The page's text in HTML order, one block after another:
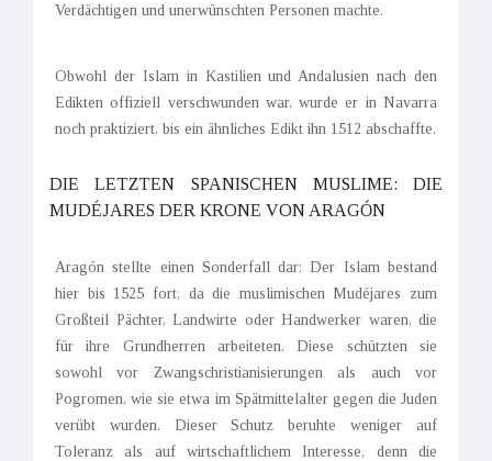
Verdächtigen und unerwünschten Personen machte.
Obwohl der Islam in Kastilien und Andalusien nach den
Edikten offiziell verschwunden war, wurde er in Navarra
noch praktiziert, bis ein ähnliches Edikt ihn 1512 abschaffte.
DIE LETZTEN SPANISCHEN MUSLIME: DIE
MUDÉJARES DER KRONE VON ARAGÓN
Aragón stellte einen Sonderfall dar: Der Islam bestand
hier bis 1525 fort, da die muslimischen Mudéjares zum
Großteil Pächter, Landwirte oder Handwerker waren, die
für ihre Grundherren arbeiteten. Diese schützten sie
sowohl vor Zwangschristianisierungen als auch vor
Pogromen, wie sie etwa im Spätmittelalter gegen die Juden
verübt wurden. Dieser Schutz beruhte weniger auf
Toleranz als auf wirtschaftlichem Interesse, denn die